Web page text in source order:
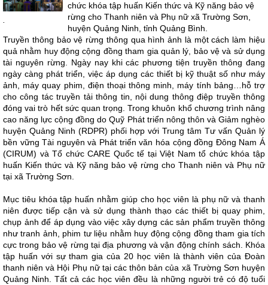
chức khóa tập huấn Kiến thức và Kỹ năng bảo vệ
rừng cho Thanh niên và Phụ nữ xã Trường Sơn,
huyện Quảng Ninh, tỉnh Quảng Bình.
Truyền thông bảo vệ rừng thông qua hình ảnh là một cách làm hiệu
quả nhằm huy động cộng đồng tham gia quản lý, bảo vệ và sử dụng
tài nguyên rừng. Ngày nay khi các phương tiện truyền thông đang
ngày càng phát triển, việc áp dụng các thiết bị kỹ thuật số như máy
ảnh, máy quay phim, điện thoại thông minh, máy tính bảng…hỗ trợ
cho công tác truyền tải thông tin, nội dung thông điệp truyền thông
đóng vai trò hết sức quan trọng. Trong khuôn khổ chương trình nâng
cao năng lực cộng đồng do Quỹ Phát triển nông thôn và Giảm nghèo
huyện Quảng Ninh (RDPR) phối hợp với Trung tâm Tư vấn Quản lý
bền vững Tài nguyên và Phát triển văn hóa cộng đồng Đông Nam Á
(CIRUM) và Tổ chức CARE Quốc tế tại Việt Nam tổ chức khóa tập
huấn Kiến thức và Kỹ năng bảo vệ rừng cho Thanh niên và Phụ nữ
tại xã Trường Sơn.
Mục tiêu khóa tập huấn nhằm giúp cho học viên là phụ nữ và thanh
niên được tiếp cận và sử dụng thành thạo các thiết bị quay phim,
chụp ảnh để áp dụng vào việc xây dựng các sản phẩm truyền thông
như tranh ảnh, phim tư liệu nhằm huy động cộng đồng tham gia tích
cực trong bảo vệ rừng tại địa phương và vận động chính sách. Khóa
tập huấn với sự tham gia của 20 học viên là thành viên của Đoàn
thanh niên và Hội Phụ nữ tại các thôn bản của xã Trường Sơn huyện
Quảng Ninh. Tất cả các học viên đều là những người trẻ có độ tuổi